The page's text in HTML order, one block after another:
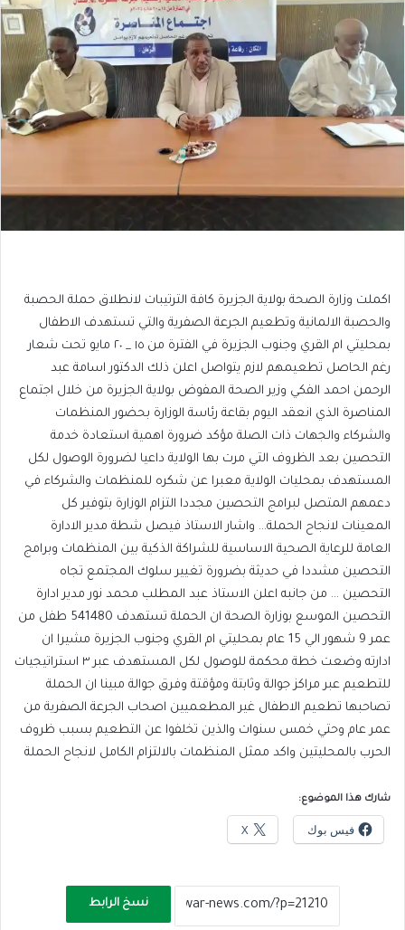
اكملت وزارة الصحة بولاية الجزيرة كافة الترتيبات لانطلاق حملة الحصبة
والحصبة الالمانية وتطعيم الجرعة الصفرية والتي تستهدف الاطفال
بمحليتي ام القري وجنوب الجزيرة في الفترة من ١٥ _ ٢٠ مايو تحت شعار
رغم الحاصل تطعيمهم لازم يتواصل اعلن ذلك الدكتور اسامة عبد
الرحمن احمد الفكي وزير الصحة المفوض بولاية الجزيرة من خلال اجتماع
المناصرة الذي انعقد اليوم بقاعة رئاسة الوزارة بحضور المنظمات
والشركاء والجهات ذات الصلة مؤكد ضرورة اهمية استعادة خدمة
التحصين بعد الظروف التي مرت بها الولاية داعيا لضرورة الوصول لكل
المستهدف بمحليات الولاية معبرا عن شكره للمنظمات والشركاء في
دعمهم المتصل لبرامج التحصين مجددا التزام الوزارة بتوفير كل
المعينات لانجاح الحملة… واشار الاستاذ فيصل شطة مدير الادارة
العامة للرعاية الصحية الاساسية للشراكة الذكية بين المنظمات وبرامج
التحصين مشددا في حديثة بضرورة تغيير سلوك المجتمع تجاه
التحصين … من جانبه اعلن الاستاذ عبد المطلب محمد نور مدير ادارة
التحصين الموسع بوزارة الصحة ان الحملة تستهدف 541480 طفل من
عمر 9 شهور الي 15 عام بمحليتي ام القري وجنوب الجزيرة مشيرا ان
ادارته وضعت خطة محكمة للوصول لكل المستهدف عبر ٣ استراتيجيات
للتطعيم عبر مراكز جوالة وثابتة ومؤقتة وفرق جوالة مبينا ان الحملة
تصاحبها تطعيم الاطفال غير المطعميين اصحاب الجرعة الصفرية من
عمر عام وحتي خمس سنوات والذين تخلفوا عن التطعيم بسبب ظروف
الحرب بالمحليتين واكد ممثل المنظمات بالالتزام الكامل لانجاح الحملة
شارك هذا الموضوع:
فيس بوك X
نسخ الرابط